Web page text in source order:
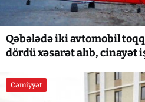
Qəbələdə iki avtomobil
dördü xəsarət alıb, cinayət
Cəmiyyət